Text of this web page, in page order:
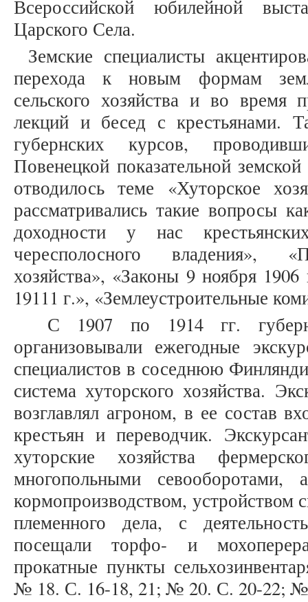
Всероссийской юбилейной
Царского Села.
Земские специалисты
перехода к новым формам
сельского хозяйства и во время
лекций и бесед с крестьянами.
губернских курсов,
Повенецкой показательной
отводилось теме «Хуторское
рассматривались такие вопросы
доходности у нас
чересполосного владения»,
хозяйства», «Законы 9 ноября
19111 г.», «Землеустроительные
С 1907 по 1914 гг.
организовывали ежегодные
специалистов в соседнюю
система хуторского хозяйства.
возглавлял агроном, в ее состав
крестьян и переводчик.
хуторские хозяйства
многопольными севооборотами,
кормопроизводством, устройством
племенного дела, с
посещали торфо- и
прокатные пункты
№ 18. С. 16-18, 21; № 20. С. 20-22;